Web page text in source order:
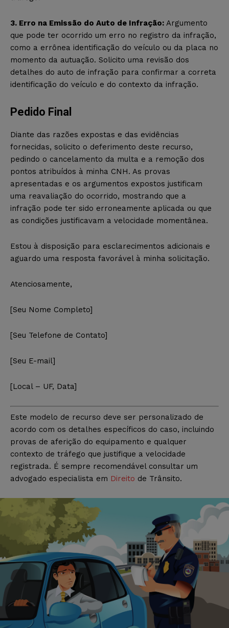
3. Erro na Emissão do Auto de Infração: Argumento
que pode ter ocorrido um erro no registro da infração,
como a errônea identificação do veículo ou da placa no
momento da autuação. Solicito uma revisão dos
detalhes do auto de infração para confirmar a correta
identificação do veículo e do contexto da infração.
Pedido Final
Diante das razões expostas e das evidências
fornecidas, solicito o deferimento deste recurso,
pedindo o cancelamento da multa e a remoção dos
pontos atribuídos à minha CNH. As provas
apresentadas e os argumentos expostos justificam
uma reavaliação do ocorrido, mostrando que a
infração pode ter sido erroneamente aplicada ou que
as condições justificavam a velocidade momentânea.
Estou à disposição para esclarecimentos adicionais e
aguardo uma resposta favorável à minha solicitação.
Atenciosamente,
[Seu Nome Completo]
[Seu Telefone de Contato]
[Seu E-mail]
[Local – UF, Data]
Este modelo de recurso deve ser personalizado de
acordo com os detalhes específicos do caso, incluindo
provas de aferição do equipamento e qualquer
contexto de tráfego que justifique a velocidade
registrada. É sempre recomendável consultar um
advogado especialista em Direito de Trânsito.